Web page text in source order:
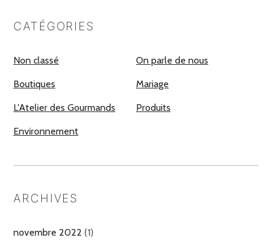
CATÉGORIES
Non classé On parle de nous
Boutiques Mariage
L'Atelier des Gourmands Produits
Environnement
ARCHIVES
novembre 2022 (1)